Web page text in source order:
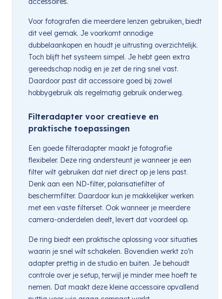
Voor fotografen die meerdere lenzen gebruiken, biedt
dit veel gemak. Je voorkomt onnodige
dubbelaankopen en houdt je uitrusting overzichtelijk.
Toch blijft het systeem simpel. Je hebt geen extra
gereedschap nodig en je zet de ring snel vast.
Daardoor past dit accessoire goed bij zowel
hobbygebruik als regelmatig gebruik onderweg.
Filteradapter voor creatieve en
praktische toepassingen
Een goede filteradapter maakt je fotografie
flexibeler. Deze ring ondersteunt je wanneer je een
filter wilt gebruiken dat niet direct op je lens past.
Denk aan een ND-filter, polarisatiefilter of
beschermfilter. Daardoor kun je makkelijker werken
met een vaste filterset. Ook wanneer je meerdere
camera-onderdelen deelt, levert dat voordeel op.
De ring biedt een praktische oplossing voor situaties
waarin je snel wilt schakelen. Bovendien werkt zo’n
adapter prettig in de studio en buiten. Je behoudt
controle over je setup, terwijl je minder mee hoeft te
nemen. Dat maakt deze kleine accessoire opvallend